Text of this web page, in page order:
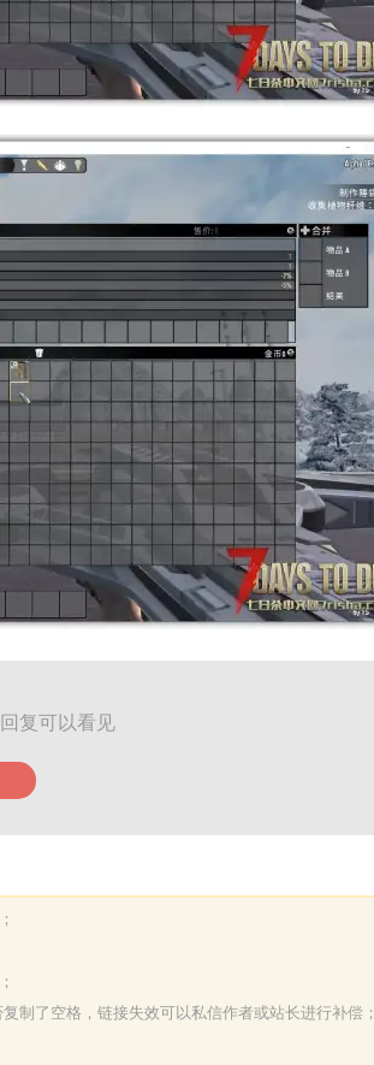
复可以看见
制了空格，链接失效可以私信作者或站长进行补偿；